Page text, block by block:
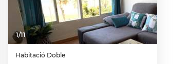
1/11
Habitació Doble